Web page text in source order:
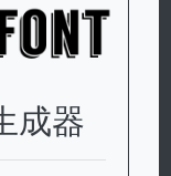
成器